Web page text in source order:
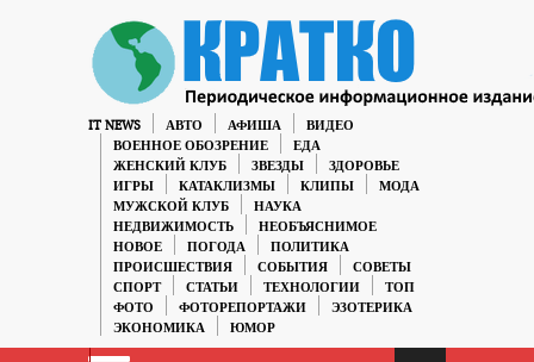
IT NEWS АВТО АФИША
ВИДЕО
ВОЕННОЕ ОБОЗРЕНИЕ
ЕДА
ЖЕНСКИЙ КЛУБ
ЗВЕЗДЫ
ЗДОРОВЬЕ
ИГРЫ
КАТАКЛИЗМЫ КЛИПЫ
МОДА
МУЖСКОЙ КЛУБ
НАУКА
НЕДВИЖИМОСТЬ
НЕОБЪЯСНИМОЕ
НОВОЕ
ПОГОДА
ПОЛИТИКА
ПРОИСШЕСТВИЯ
СОБЫТИЯ
СОВЕТЫ
СПОРТ
СТАТЬИ ТЕХНОЛОГИИ
ТОП
ФОТО
ФОТОРЕПОРТАЖИ
ЭЗОТЕРИКА
ЭКОНОМИКА
ЮМОР